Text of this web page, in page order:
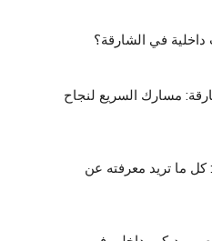
داخلية في الشارقة؟
مسارك السريع لنجاح
كل ما تريد معرفته عن